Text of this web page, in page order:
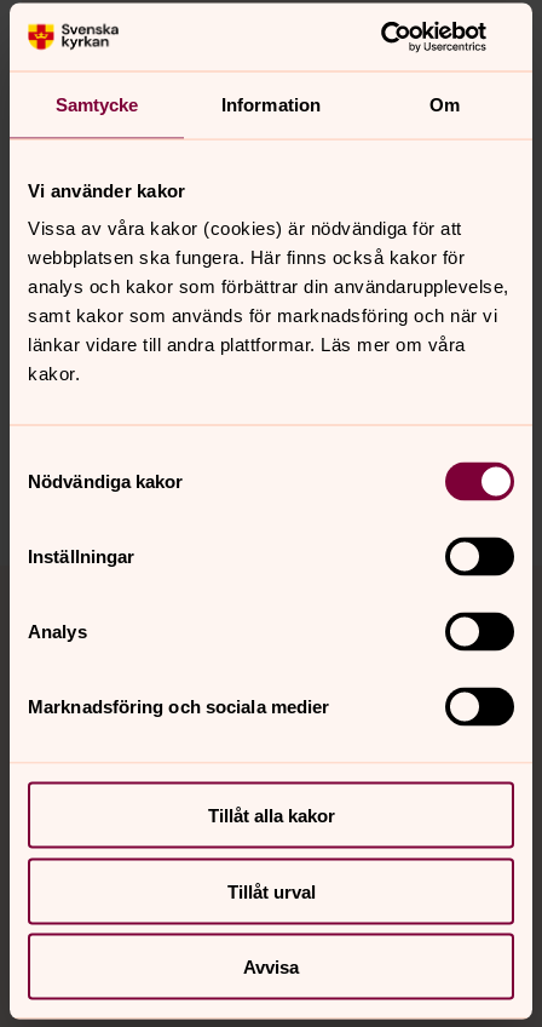
Samtycke Information Om
Vi använder kakor
Vissa av våra kakor (cookies) är nödvändiga för att
webbplatsen ska fungera. Här finns också kakor för
analys och kakor som förbättrar din användarupplevelse,
samt kakor som används för marknadsföring och när vi
länkar vidare till andra plattformar. Läs mer om våra
kakor.
Nödvändiga kakor
Inställningar
Analys
Marknadsföring och sociala medier
Tillåt alla kakor
Tillåt urval
Avvisa
Elin Strömblad
Direkt:013-21 79 41
Senast ändrad 6 augusti 2026
Synpunkter eller frågor på sidans
innehåll?
Kontakt
Kalender